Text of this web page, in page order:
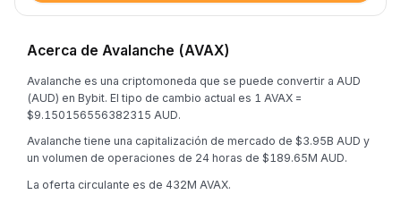
Acerca de Avalanche (AVAX)
Avalanche es una criptomoneda que se puede convertir a AUD
(AUD) en Bybit. El tipo de cambio actual es 1 AVAX =
$9.150156556382315 AUD.
Avalanche tiene una capitalización de mercado de $3.95B AUD y
un volumen de operaciones de 24 horas de $189.65M AUD.
La oferta circulante es de 432M AVAX.